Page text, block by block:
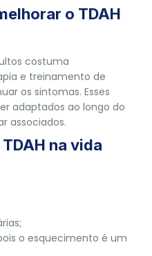
o TDAH
costuma
e treinamento de
os sintomas. Esses
adaptados ao longo do
associados.
na vida
o esquecimento é um